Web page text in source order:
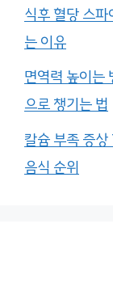
식후 혈당 스
는 이유
면역력 높이는
으로 챙기는 법
칼슘 부족 증
음식 순위